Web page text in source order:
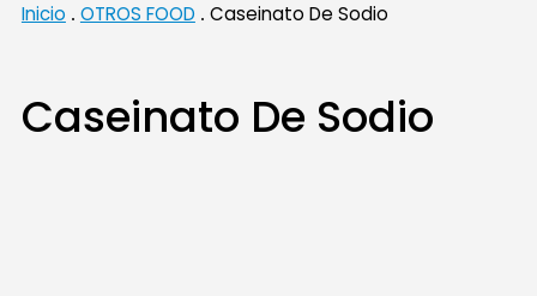
Inicio OTROS FOOD Caseinato De Sodio
Caseinato De Sodio